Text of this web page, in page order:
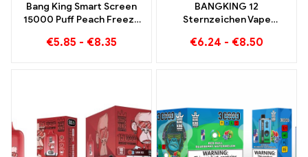
Bang King Smart Screen
15000 Puff Peach Freeze
€5.85 - €8.35
BANGKING 12
Sternzeichen Vape
€6.24 - €8.50